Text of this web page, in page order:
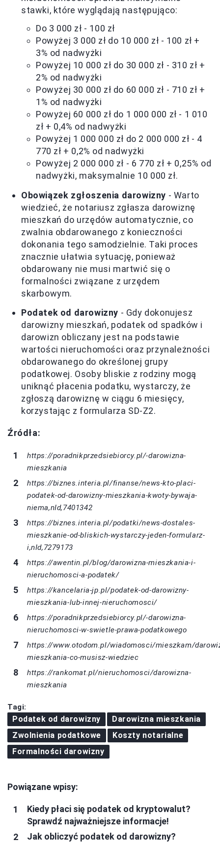
stawki, które wyglądają następująco:
Do 3 000 zł - 100 zł
Powyżej 3 000 zł do 10 000 zł - 100 zł +
3% od nadwyżki
Powyżej 10 000 zł do 30 000 zł - 310 zł +
2% od nadwyżki
Powyżej 30 000 zł do 60 000 zł - 710 zł +
1% od nadwyżki
Powyżej 60 000 zł do 1 000 000 zł - 1 010
zł + 0,4% od nadwyżki
Powyżej 1 000 000 zł do 2 000 000 zł - 4
770 zł + 0,2% od nadwyżki
Powyżej 2 000 000 zł - 6 770 zł + 0,25% od
nadwyżki, maksymalnie 10 000 zł.
Obowiązek zgłoszenia darowizny - Warto
wiedzieć, że notariusz zgłasza darowiznę
mieszkań do urzędów automatycznie, co
zwalnia obdarowanego z konieczności
dokonania tego samodzielnie. Taki proces
znacznie ułatwia sytuację, ponieważ
obdarowany nie musi martwić się o
formalności związane z urzędem
skarbowym.
Podatek od darowizny - Gdy dokonujesz
darowizny mieszkań, podatek od spadków i
darowizn obliczany jest na podstawie
wartości nieruchomości oraz przynależności
obdarowanego do określonej grupy
podatkowej. Osoby bliskie z rodziny mogą
uniknąć płacenia podatku, wystarczy, że
zgłoszą darowiznę w ciągu 6 miesięcy,
korzystając z formularza SD-Z2.
Źródła:
https://poradnikprzedsiebiorcy.pl/-darowizna-
mieszkania
https://biznes.interia.pl/finanse/news-kto-placi-
podatek-od-darowizny-mieszkania-kwoty-bywaja-
niema,nId,7401342
https://biznes.interia.pl/podatki/news-dostales-
mieszkanie-od-bliskich-wystarczy-jeden-formularz-
i,nId,7279173
https://awentin.pl/blog/darowizna-mieszkania-i-
nieruchomosci-a-podatek/
https://kancelaria-jp.pl/podatek-od-darowizny-
mieszkania-lub-innej-nieruchomosci/
https://poradnikprzedsiebiorcy.pl/-darowizna-
nieruchomosci-w-swietle-prawa-podatkowego
https://www.otodom.pl/wiadomosci/mieszkam/
mieszkania-co-musisz-wiedziec
https://rankomat.pl/nieruchomosci/darowizna-
mieszkania
Tagi:
Podatek od darowizny
Darowizna mieszkania
Zwolnienia podatkowe
Koszty notarialne
Formalności darowizny
Powiązane wpisy:
Kiedy płaci się podatek od kryptowalut?
Sprawdź najważniejsze informacje!
Jak obliczyć podatek od darowizny?